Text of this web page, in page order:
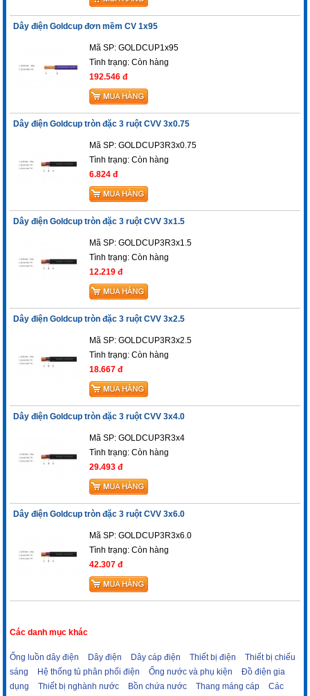
Dây điện Goldcup đơn mềm CV 1x95
Mã SP: GOLDCUP1x95
Tình trạng:Còn hàng
192.546 đ
Dây điện Goldcup tròn đặc 3 ruột CVV 3x0.75
Mã SP: GOLDCUP3R3x0.75
Tình trạng:Còn hàng
6.824 đ
Dây điện Goldcup tròn đặc 3 ruột CVV 3x1.5
Mã SP: GOLDCUP3R3x1.5
Tình trạng:Còn hàng
12.219 đ
Dây điện Goldcup tròn đặc 3 ruột CVV 3x2.5
Mã SP: GOLDCUP3R3x2.5
Tình trạng:Còn hàng
18.667 đ
Dây điện Goldcup tròn đặc 3 ruột CVV 3x4.0
Mã SP: GOLDCUP3R3x4
Tình trạng:Còn hàng
29.493 đ
Dây điện Goldcup tròn đặc 3 ruột CVV 3x6.0
Mã SP: GOLDCUP3R3x6.0
Tình trạng:Còn hàng
42.307 đ
Các danh mục khác
Ống luồn dây điện Dây điện Dây cáp điện Thiết bị điện
Thiết bị chiếu
sáng
Hệ thống tủ phân phối điện Ống nước và phụ kiện
Đồ điện gia
dụng
Thiết bị nghành nước Bồn chứa nước Thang máng cáp
Các